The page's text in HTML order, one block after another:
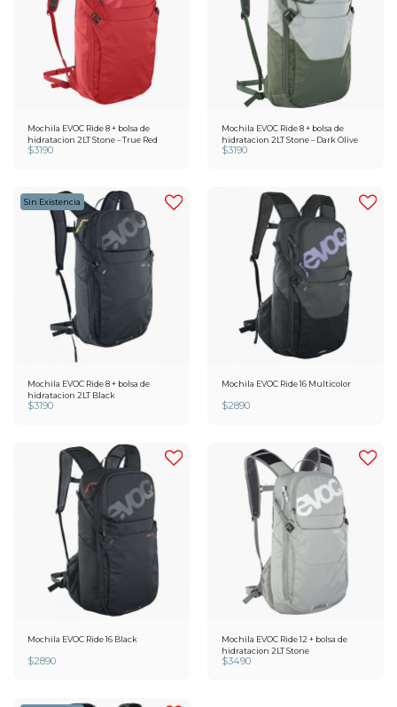
Mochila EVOC Ride 8 + bolsa de
hidratacion 2LT Stone – True Red
$3190
Mochila EVOC Ride 8 + bolsa de
hidratacion 2LT Stone – Dark Olive
$3190
Sin Existencia
Mochila EVOC Ride 8 + bolsa de
hidratacion 2LT Black
$3190
Mochila EVOC Ride 16 Multicolor
$2890
Mochila EVOC Ride 16 Black
$2890
Mochila EVOC Ride 12 + bolsa de
hidratacion 2LT Stone
$3490